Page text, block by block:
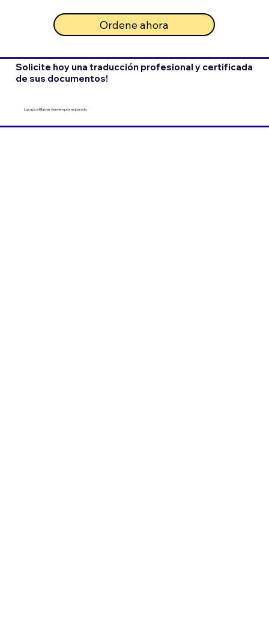
Ordene ahora
Solicite hoy una traducción profesional y certificada
de sus documentos!
Las apostillas se venden por separado